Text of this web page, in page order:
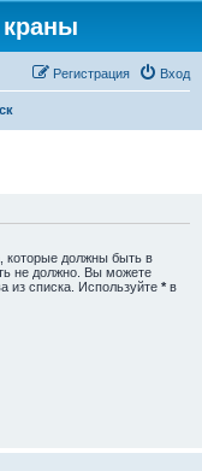
Вход
Регистрация
которые должны быть в
не должно. Вы можете
из списка. Используйте * в